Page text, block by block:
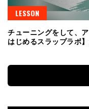
LESSON
チューニングをして、
はじめるスラップラボ